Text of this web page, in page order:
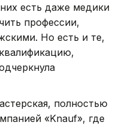
есть даже медики
профессии,
Но есть и те,
полностью
«Knauf», где